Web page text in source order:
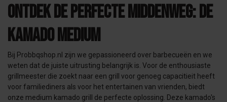
Ontdek de perfecte middenweg: De
kamado medium
Bij Probbqshop.nl zijn we gepassioneerd over barbecueën en we
weten dat de juiste uitrusting belangrijk is. Voor de enthousiaste
grillmeester die zoekt naar een grill voor genoeg capacitieit heeft
voor familiediners als voor het entertainen van vrienden, biedt
onze medium kamado grill de perfecte oplossing. Deze kamado's